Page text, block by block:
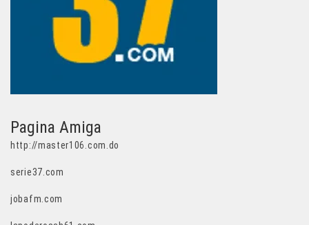
Pagina Amiga
http://master106.com.do
serie37.com
jobafm.com